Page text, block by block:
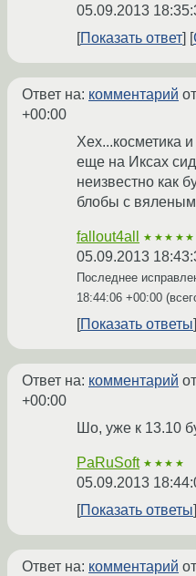
05.09.2013
Показать ответ
Ответ на: комментарий
+00:00
Хех...косметика и
еще на Иксах
неизвестно как
блобы с
fallout4all ★★★★★
05.09.2013
Последнее
18:44:06 +00:00
Показать ответы
Ответ на: комментарий
+00:00
Шо, уже к 13.10
PaRuSoft ★★★★
05.09.2013
Показать ответы
Ответ на: комментарий